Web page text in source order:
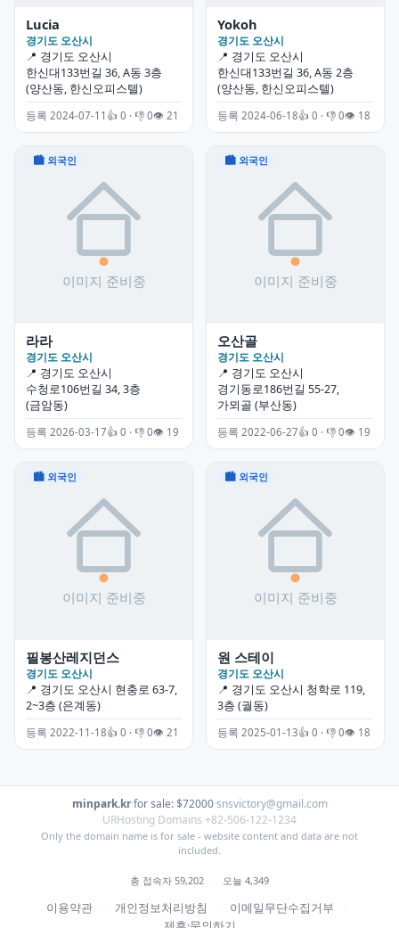
Lucia
경기도 오산시
📍 경기도 오산시
한신대133번길 36, A동 3층
(양산동, 한신오피스텔)
등록 2024-07-11 👍 0 · 👎 0👁 21
Yokoh
경기도 오산시
📍 경기도 오산시
한신대133번길 36, A동 2층
(양산동, 한신오피스텔)
등록 2024-06-18👍 0 · 👎 0👁 18
🏙 외국인
라라
경기도 오산시
📍 경기도 오산시
수청로106번길 34, 3층
(금암동)
등록 2026-03-17👍 0 · 👎 0👁 19
🏙 외국인
오산골
경기도 오산시
📍 경기도 오산시
경기동로186번길 55-27,
가뫼골 (부산동)
등록 2022-06-27👍 0 · 👎 0👁 19
🏙 외국인
필봉산레지던스
경기도 오산시
📍 경기도 오산시 현충로 63-7,
2~3층 (은계동)
등록 2022-11-18👍 0 · 👎 0👁 21
🏙 외국인
원 스테이
경기도 오산시
📍 경기도 오산시 청학로 119,
3층 (궐동)
등록 2025-01-13👍 0 · 👎 0👁 18
minpark.kr·for sale: $72000·snsvictory@gmail.com
URHosting Domains +82-506-122-1234
Only the domain name is for sale - website content and data are not
included.
총 접속자 59,202 · 오늘 4,349
이용약관 · 개인정보처리방침 · 이메일무단수집거부
·